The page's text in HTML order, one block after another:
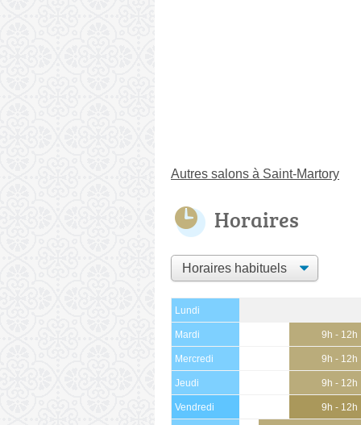
Autres salons à Saint-Martory
Horaires
Lundi
Mardi 9h - 12h
Mercredi 9h - 12h
Jeudi 9h - 12h
Vendredi 9h - 12h